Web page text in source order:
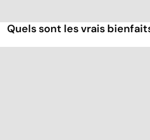
Quels sont les vrais